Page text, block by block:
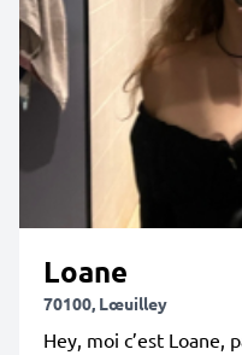
Loane
70100, Lœuilley
Hey, moi c’est Loane,